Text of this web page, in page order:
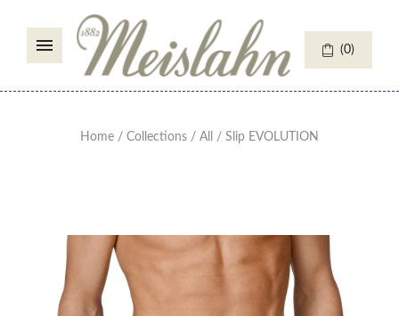
(0)
Home / Collections / All / Slip EVOLUTION